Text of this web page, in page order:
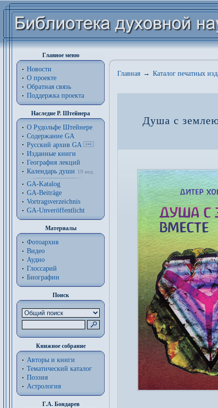
Главное меню
Новости
О проекте
Обратная связь
Поддержка проекта
Наследие Р. Штейнера
О Рудольфе Штейнере
Содержание GA
Русский архив GA
Изданные книги
География лекций
Календарь души
19 нед.
GA-Katalog
GA-Beiträge
Vortragsverzeichnis
GA-Unveröffentlicht
Материалы
Фотоархив
Видео
Аудио
Глоссарий
Биографии
Поиск
Книжное собрание
Авторы и книги
Тематический каталог
Поэзия
Астрология
Г.А. Бондарев
Главная → Каталог печатных
Душа с